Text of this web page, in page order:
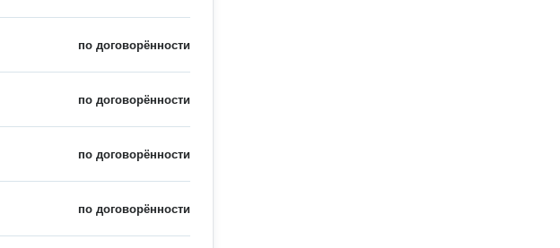
по договорённости
по договорённости
по договорённости
по договорённости